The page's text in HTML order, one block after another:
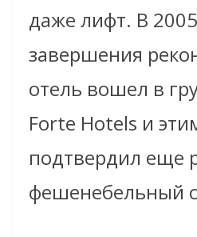
даже лифт. В
завершения
отель вошел в
Forte Hotels и
подтвердил еще
фешенебельный